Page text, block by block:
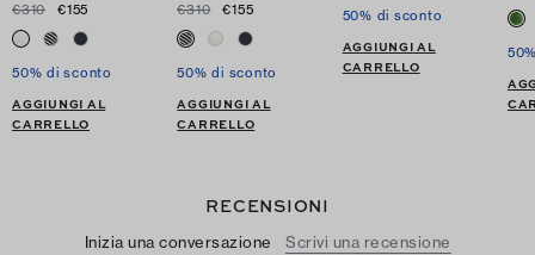
€310
€155
50% di sconto
AGGIUNGI AL
CARRELLO
€310
€155
50% di sconto
AGGIUNGI AL
CARRELLO
50% di sconto
AGGIUNGI AL
CARRELLO
RECENSIONI
Inizia una conversazione
Scrivi una recensione